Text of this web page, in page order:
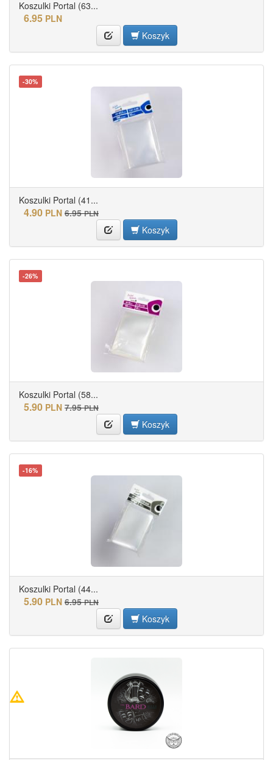
Koszulki Portal (63...
6.95 PLN
Koszyk
-30%
Koszulki Portal (41...
4.90 PLN 6.95 PLN
Koszyk
-26%
Koszulki Portal (58...
5.90 PLN 7.95 PLN
Koszyk
-16%
Koszulki Portal (44...
5.90 PLN 6.95 PLN
Koszyk